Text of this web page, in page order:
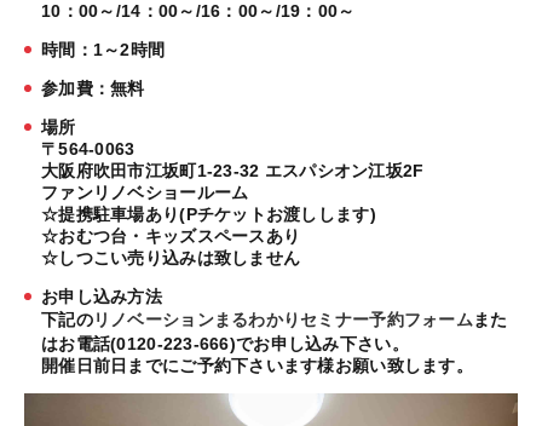
10：00～/14：00～/16：00～/19：00～
時間：1～2時間
参加費：無料
場所
〒564-0063
大阪府吹田市江坂町1-23-32 エスパシオン江坂2F
ファンリノベショールーム
☆提携駐車場あり(Pチケットお渡しします)
☆おむつ台・キッズスペースあり
☆しつこい売り込みは致しません
お申し込み方法
下記のリノベーションまるわかりセミナー予約フォーム また
はお電話(0120-223-666)でお申し込み下さい。
開催日前日までにご予約下さいます様お願い致します。